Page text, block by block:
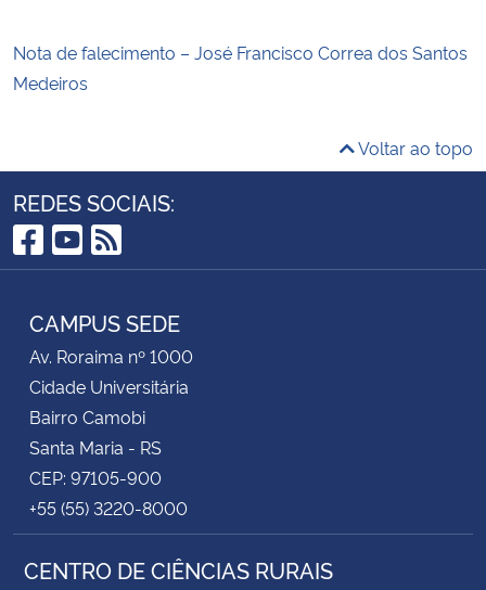
Nota de falecimento – José Francisco Correa dos Santos
Medeiros
Voltar ao topo
REDES SOCIAIS:
Facebook
YouTube
RSS
CAMPUS SEDE
Av. Roraima nº 1000
Cidade Universitária
Bairro Camobi
Santa Maria - RS
CEP: 97105-900
+55 (55) 3220-8000
CENTRO DE CIÊNCIAS RURAIS